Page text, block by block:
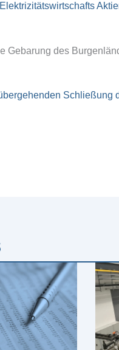
Gebarung des
Schließung